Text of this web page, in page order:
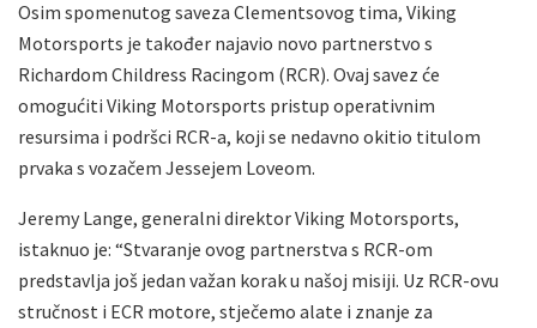
Osim spomenutog saveza Clementsovog tima, Viking
Motorsports je također najavio novo partnerstvo s
Richardom Childress Racingom (RCR). Ovaj savez će
omogućiti Viking Motorsports pristup operativnim
resursima i podršci RCR-a, koji se nedavno okitio titulom
prvaka s vozačem Jessejem Loveom.
Jeremy Lange, generalni direktor Viking Motorsports,
istaknuo je: “Stvaranje ovog partnerstva s RCR-om
predstavlja još jedan važan korak u našoj misiji. Uz RCR-ovu
stručnost i ECR motore, stječemo alate i znanje za